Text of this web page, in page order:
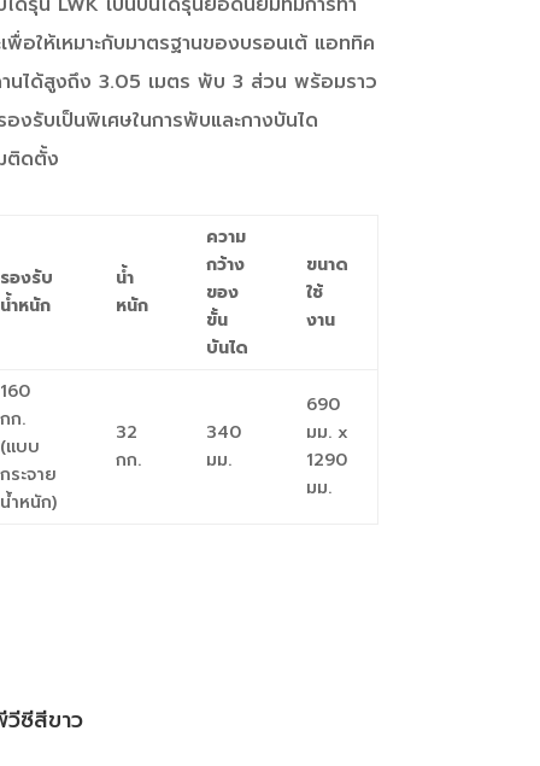
พื่อให้เหมาะกับมาตรฐานของบรอนเต้ แอททิค
นได้สูงถึง 3.05 เมตร พับ 3 ส่วน พร้อมราว
งรับเป็นพิเศษในการพับและกางบันได
ติดตั้ง
รองรับ
น้ำหนัก
น้ำ
หนัก
ความ
กว้าง
ของ
ขั้น
บันได
ขนาด
ใช้
งาน
160
กก.
(แบบ
กระจาย
น้ำหนัก)
32
กก.
340
มม.
690
มม. x
1290
มม.
ซีสีขาว